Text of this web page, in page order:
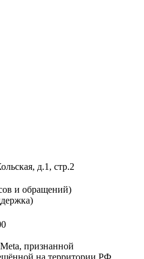
д.1, стр.2
и обращений)
признанной
на территории РФ